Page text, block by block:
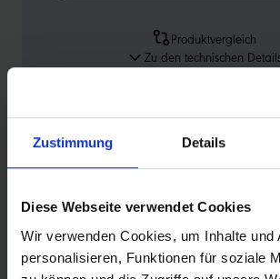
Zustimmung Details
Diese Webseite verwendet Cookies
Wir verwenden Cookies, um Inhalte und
personalisieren, Funktionen für soziale
Produktvergleich
Zu den technischen